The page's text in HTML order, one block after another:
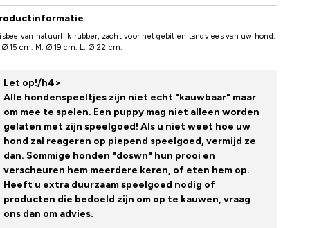
van natuurlijk rubber, zacht voor het gebit en tandvlees van uw hond.
Ø 15 cm. M: Ø 19 cm. L: Ø 22 cm.
Let op!/h4>
Alle hondenspeeltjes zijn niet echt "kauwbaar" maar
om mee te spelen. Een puppy mag niet alleen worden
gelaten met zijn speelgoed! Als u niet weet hoe uw
hond zal reageren op piepend speelgoed, vermijd ze
dan. Sommige honden "doswn" hun prooi en
verscheuren hem meerdere keren, of eten hem op.
Heeft u extra duurzaam speelgoed nodig of
producten die bedoeld zijn om op te kauwen, vraag
ons dan om advies.